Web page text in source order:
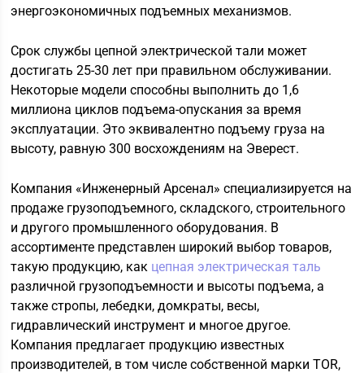
энергоэкономичных подъемных механизмов.
Срок службы цепной электрической тали может
достигать 25-30 лет при правильном обслуживании.
Некоторые модели способны выполнить до 1,6
миллиона циклов подъема-опускания за время
эксплуатации. Это эквивалентно подъему груза на
высоту, равную 300 восхождениям на Эверест.
Компания «Инженерный Арсенал» специализируется на
продаже грузоподъемного, складского, строительного
и другого промышленного оборудования. В
ассортименте представлен широкий выбор товаров,
такую продукцию, как цепная электрическая таль
различной грузоподъемности и высоты подъема, а
также стропы, лебедки, домкраты, весы,
гидравлический инструмент и многое другое.
Компания предлагает продукцию известных
производителей, в том числе собственной марки TOR,